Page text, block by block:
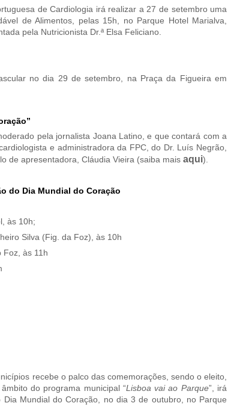
de Cardiologia irá realizar a 27 de setembro uma
de Alimentos, pelas 15h, no Parque Hotel Marialva,
pela Nutricionista Dr.ª Elsa Feliciano.
no dia 29 de setembro, na Praça da Figueira em
pela jornalista Joana Latino, e que contará com a
e administradora da FPC, do Dr. Luís Negrão,
de apresentadora, Cláudia Vieira (saiba mais aqui).
do Dia Mundial do Coração
às 10h;
Silva (Fig. da Foz), às 10h
Foz, às 11h
recebe o palco das comemorações, sendo o eleito,
do programa municipal “Lisboa vai ao Parque”, irá
Mundial do Coração, no dia 3 de outubro, no Parque